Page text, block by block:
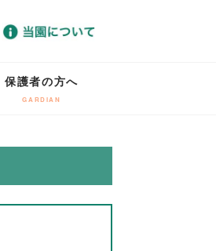
保護者の方へ
GARDIAN